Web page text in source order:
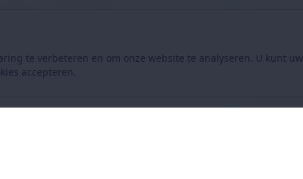
te verbeteren en om onze website te analyseren. U kunt uw
accepteren.
Evenwichtige voedende creme